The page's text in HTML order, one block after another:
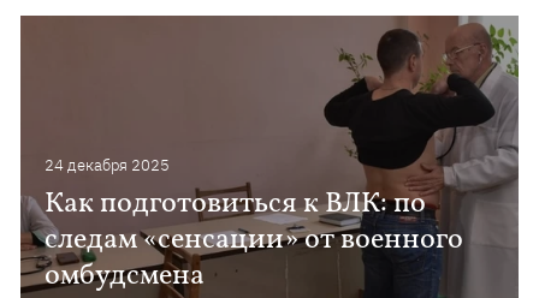
24 декабря 2025
Как подготовиться к ВЛК: по
следам «сенсации» от военного
омбудсмена